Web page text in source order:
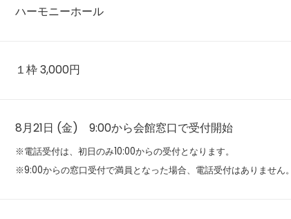
ハーモニーホール
１枠 3,000円
8月21日 (金) 9:00から会館窓口で受付開始
※電話受付は、初日のみ10:00からの受付となります。
※9:00からの窓口受付で満員となった場合、電話受付はありません。